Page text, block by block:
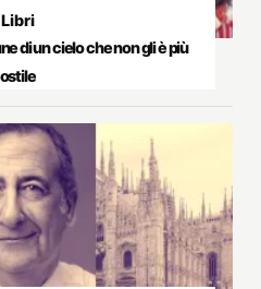
Libri
di un cielo che non gli è più
ostile